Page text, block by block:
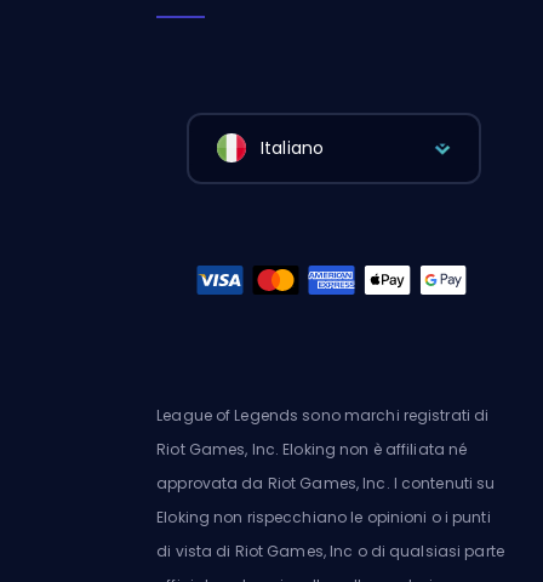
Italiano
League of Legends sono marchi registrati di
Riot Games, Inc. Eloking non è affiliata né
approvata da Riot Games, Inc. I contenuti su
Eloking non rispecchiano le opinioni o i punti
di vista di Riot Games, Inc o di qualsiasi parte